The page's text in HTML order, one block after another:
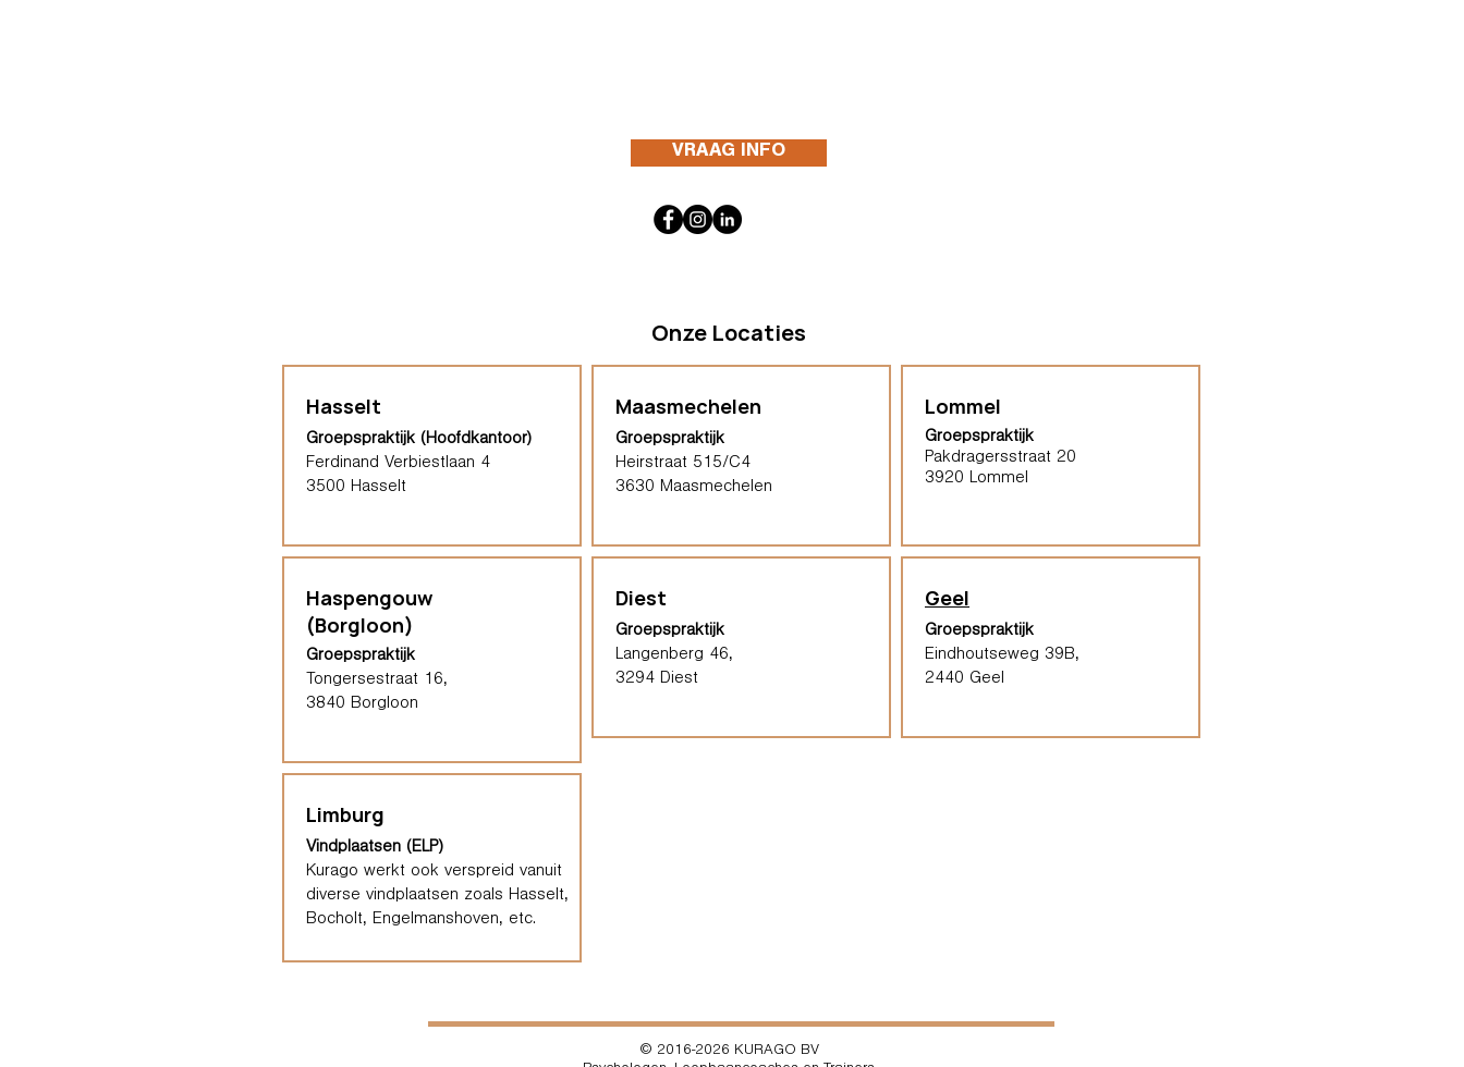
VRAAG INFO
Onze Locaties
Hasselt
Groepspraktijk (Hoofdkantoor)
Ferdinand Verbiestlaan 4
3500 Hasselt
Haspengouw
(Borgloon)
Groepspraktijk
Tongersestraat 16,
3840 Borgloon
Limburg
Vindplaatsen (ELP)
Kurago werkt ook verspreid vanuit
diverse vindplaatsen zoals Hasselt,
Bocholt, Engelmanshoven, etc.
Maasmechelen
Groepspraktijk
Heirstraat 515/C4
3630 Maasmechelen​
Diest
Groepspraktijk
Langenberg 46,
3294 Diest
Lommel
Groepspraktijk
Pakdragersstraat 20
3920 Lommel
Geel
Groepspraktijk
Eindhoutseweg 39B,
2440 Geel
© 2016-2026 KURAGO BV